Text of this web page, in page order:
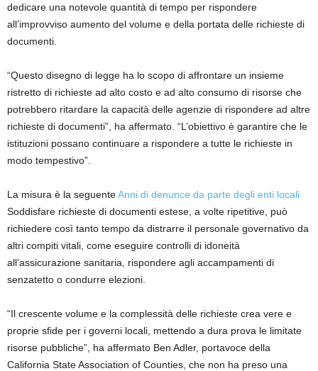
dedicare una notevole quantità di tempo per rispondere
all’improvviso aumento del volume e della portata delle richieste di
documenti.
“Questo disegno di legge ha lo scopo di affrontare un insieme
ristretto di richieste ad alto costo e ad alto consumo di risorse che
potrebbero ritardare la capacità delle agenzie di rispondere ad altre
richieste di documenti”, ha affermato. “L’obiettivo è garantire che le
istituzioni possano continuare a rispondere a tutte le richieste in
modo tempestivo”.
La misura è la seguenteAnni di denunce da parte degli enti locali
Soddisfare richieste di documenti estese, a volte ripetitive, può
richiedere così tanto tempo da distrarre il personale governativo da
altri compiti vitali, come eseguire controlli di idoneità
all’assicurazione sanitaria, rispondere agli accampamenti di
senzatetto o condurre elezioni.
“Il crescente volume e la complessità delle richieste crea vere e
proprie sfide per i governi locali, mettendo a dura prova le limitate
risorse pubbliche”, ha affermato Ben Adler, portavoce della
California State Association of Counties, che non ha preso una